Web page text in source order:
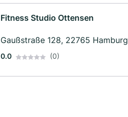
Fitness Studio Ottensen
Gaußstraße 128, 22765 Hamburg
0.0 (0)